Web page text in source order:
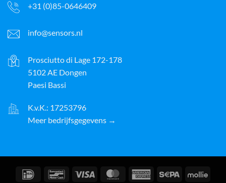
+31 (0)85-0646409
info@sensors.nl
Prosciutto di Lage 172-178
5102 AE Dongen
Paesi Bassi
K.v.K.: 17253796
Meer bedrijfsgegevens →
IDeal BancontactVisto MasterCardAmerican Sepa